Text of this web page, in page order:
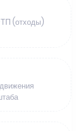
ТП (отходы)